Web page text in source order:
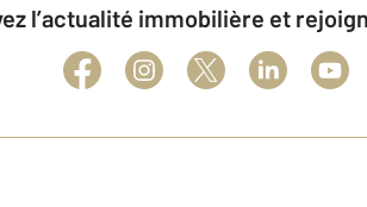
l’actualité immobilière et